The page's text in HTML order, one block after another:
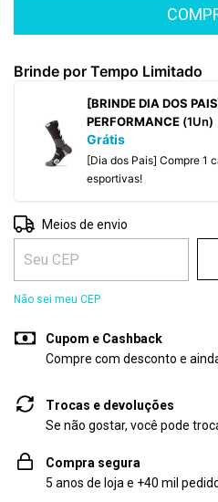
Brinde por Tempo Limitado
[BRINDE DIA DOS PAIS] MEIA ESPORTIVA
PERFORMANCE (1Un)
Grátis
[Dia dos Pais] Compre 1 calçado e ganhe 1 par de meias
esportivas!
Entregas para o CEP:
Meios de envio
Não sei meu CEP
Cupom e Cashback
Compre com desconto e
Trocas e devoluções
Se não gostar, você pode
Compra segura
5 anos de loja e +40 mil